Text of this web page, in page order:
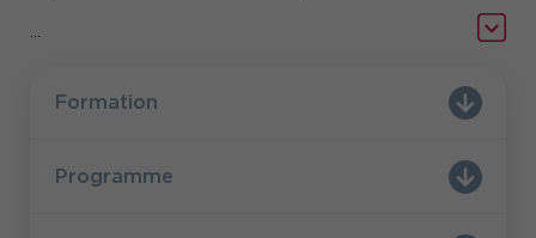
ouvert et d'écoute positive
concilier
objectivité et finesse d'analyse
gérer des situations difficiles
...
Formation
Programme